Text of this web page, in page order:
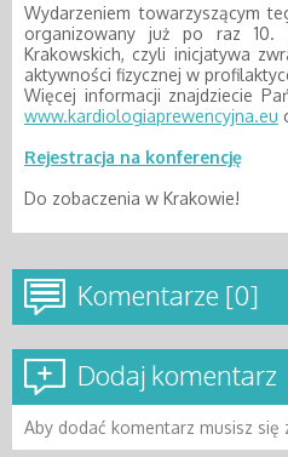
Wydarzeniem towarzyszącym
organizowany już po raz 10.
Krakowskich, czyli inicjatywa
aktywności fizycznej w
Więcej informacji znajdziecie
www.kardiologiaprewencyjna.eu
Rejestracja na konferencję
Do zobaczenia w Krakowie!
Komentarze [0]
Dodaj komentarz
Aby dodać komentarz musisz się